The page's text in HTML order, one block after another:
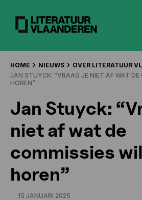
HOME NIEUWS
OVER LITERATUUR
JAN STUYCK: “VRAAG JE NIET AF WAT DE
HOREN”
Jan Stuyck:
niet af wat de
commissies
horen”
15 JANUARI 2025